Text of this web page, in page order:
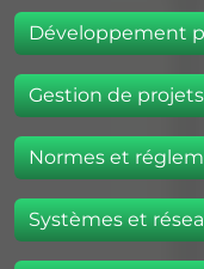
Développement
Gestion de
Normes et
Systèmes et